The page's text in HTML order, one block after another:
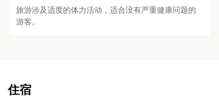
旅游涉及适度的体力活动，适合没有严重健康问题的
游客。
住宿